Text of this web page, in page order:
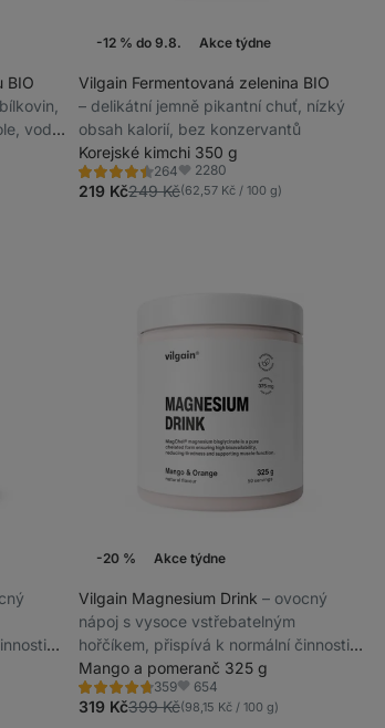
BIO
voda
-12 % do 9.8. Akce týdne
Vilgain Fermentovaná zelenina BIO
⁠–⁠ delikátní jemně pikantní chuť, nízký
obsah kalorií, bez konzervantů
Korejské kimchi 350 g
264
Hodnocení
4.5/5,
264
Oblíbené
2280
219 Kč249 Kč(62,57 Kč / 100 g)
-20 % Akce týdne
Vilgain Magnesium Drink ⁠–⁠ ovocný
nápoj s vysoce vstřebatelným
hořčíkem, přispívá k normální činnosti
svalů a ke snížení míry únavy a
vyčerpání, doplněk stravy
Mango a pomeranč 325 g
359
Hodnocení
4.6/5,
359
Oblíbené
654
319 Kč399 Kč(98,15 Kč / 100 g)